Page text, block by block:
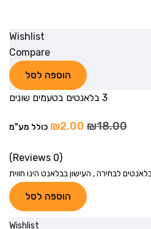
Wishlist
Compare
הוספה לסל
3 בלאנטים בטעמים שונים
₪18.00
₪2.00 כולל מע"מ
(0 Reviews)
הוספה לסל
Wishlist